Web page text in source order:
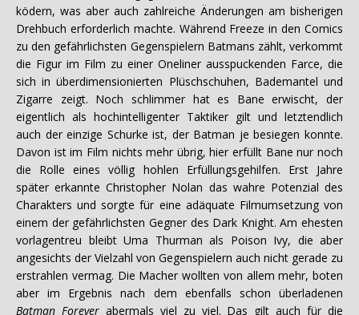
ködern, was aber auch zahlreiche Änderungen am bisherigen
Drehbuch erforderlich machte. Während Freeze in den Comics
zu den gefährlichsten Gegenspielern Batmans zählt, verkommt
die Figur im Film zu einer Oneliner ausspuckenden Farce, die
sich in überdimensionierten Plüschschuhen, Bademantel und
Zigarre zeigt. Noch schlimmer hat es Bane erwischt, der
eigentlich als hochintelligenter Taktiker gilt und letztendlich
auch der einzige Schurke ist, der Batman je besiegen konnte.
Davon ist im Film nichts mehr übrig, hier erfüllt Bane nur noch
die Rolle eines völlig hohlen Erfüllungsgehilfen. Erst Jahre
später erkannte Christopher Nolan das wahre Potenzial des
Charakters und sorgte für eine adäquate Filmumsetzung von
einem der gefährlichsten Gegner des Dark Knight. Am ehesten
vorlagentreu bleibt Uma Thurman als Poison Ivy, die aber
angesichts der Vielzahl von Gegenspielern auch nicht gerade zu
erstrahlen vermag. Die Macher wollten von allem mehr, boten
aber im Ergebnis nach dem ebenfalls schon überladenen
Batman Foreverabermals viel zu viel. Das gilt auch für die